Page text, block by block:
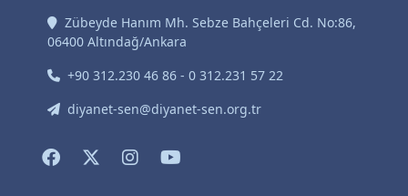
Zübeyde Hanım Mh. Sebze Bahçeleri Cd. No:86,
06400 Altındağ/Ankara
+90 312.230 46 86 - 0 312.231 57 22
diyanet-sen@diyanet-sen.org.tr